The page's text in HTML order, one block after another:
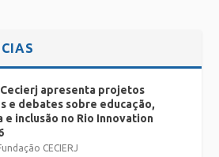
Cecierj apresenta projetos
e debates sobre educação,
e inclusão no Rio Innovation
CECIERJ